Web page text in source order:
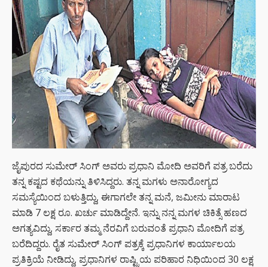
ಜೈಪುರದ ಸುಮೇರ್ ಸಿಂಗ್ ಅವರು ಪ್ರಧಾನಿ ಮೋದಿ ಅವರಿಗೆ ಪತ್ರ ಬರೆದು
ತನ್ನ ಕಷ್ಟದ ಕಥೆಯನ್ನು ತಿಳಿಸಿದ್ದರು. ತನ್ನ ಮಗಳು ಅನಾರೋಗ್ಯದ
ಸಮಸ್ಯೆಯಿಂದ ಬಳುತ್ತಿದ್ದು, ಈಗಾಗಲೇ ತನ್ನ ಮನೆ, ಜಮೀನು ಮಾರಾಟ
ಮಾಡಿ 7 ಲಕ್ಷ ರೂ. ಖರ್ಚು ಮಾಡಿದ್ದೇನೆ. ಇನ್ನು ನನ್ನ ಮಗಳ ಚಿಕಿತ್ಸೆ ಹಣದ
ಅಗತ್ಯವಿದ್ದು, ಸರ್ಕಾರ ತಮ್ಮ ನೆರವಿಗೆ ಬರುವಂತೆ ಪ್ರಧಾನಿ ಮೋದಿಗೆ ಪತ್ರ
ಬರೆದಿದ್ದರು. ರೈತ ಸುಮೇರ್ ಸಿಂಗ್ ಪತ್ರಕ್ಕೆ ಪ್ರಧಾನಿಗಳ ಕಾರ್ಯಾಲಯ
ಪ್ರತಿಕ್ರಿಯೆ ನೀಡಿದ್ದು, ಪ್ರಧಾನಿಗಳ ರಾಷ್ಟ್ರಿಯ ಪರಿಹಾರ ನಿಧಿಯಿಂದ 30 ಲಕ್ಷ